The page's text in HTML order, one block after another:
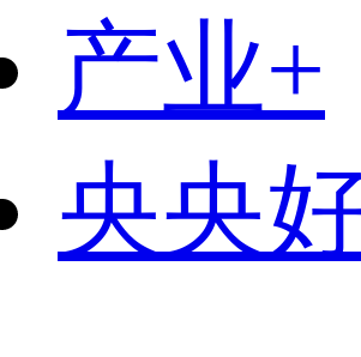
产业+
央央
下次